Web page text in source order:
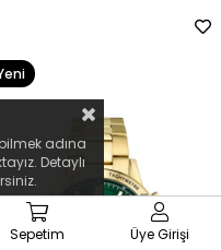
adına
Detaylı
Sepetim Üye Girişi